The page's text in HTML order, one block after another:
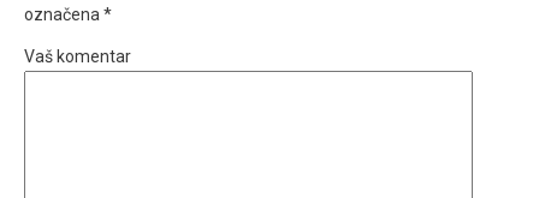
označena *
Vaš komentar